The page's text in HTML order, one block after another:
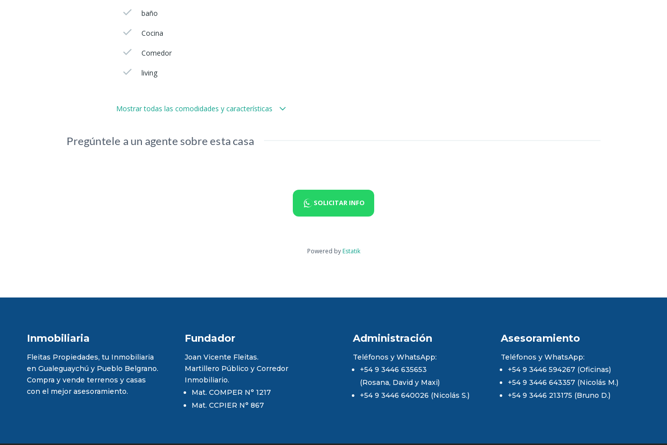
baño
Cocina
Comedor
living
Mostrar todas las comodidades y características
Pregúntele a un agente sobre esta casa
SOLICITAR INFO
Powered by Estatik
Inmobiliaria
Fleitas Propiedades, tu Inmobiliaria
en Gualeguaychú y Pueblo Belgrano.
Compra y vende terrenos y casas
con el mejor asesoramiento.
Fundador
Joan Vicente Fleitas.
Martillero Público y Corredor
Inmobiliario.
Mat. COMPER N° 1217
Mat. CCPIER N° 867
Administración
Teléfonos y WhatsApp:
+54 9 3446 635653
(Rosana, David y Maxi)
+54 9 3446 640026 (Nicolás S.)
Asesoramiento
Teléfonos y WhatsApp:
+54 9 3446 594267 (Oficinas)
+54 9 3446 643357 (Nicolás M.)
+54 9 3446 213175 (Bruno D.)